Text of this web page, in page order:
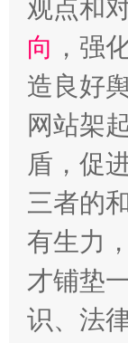
观点和
向 ，强
造良好
网站架
盾，促
三者的
有生力
才铺垫
识、法